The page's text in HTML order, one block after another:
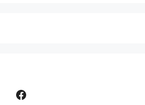
Facebook